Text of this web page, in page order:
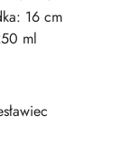
16 cm
ml